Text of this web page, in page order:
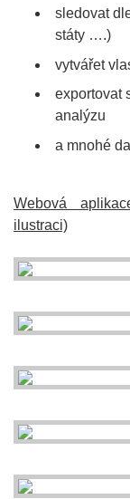
sledovat
státy ….)
vytvářet
exportovat
analýzu
a mnohé
Webová
ilustraci)